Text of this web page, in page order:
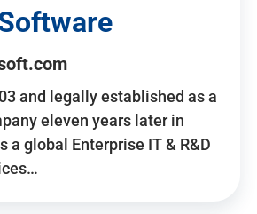
and legally established as a
eleven years later in
a global Enterprise IT & R&D